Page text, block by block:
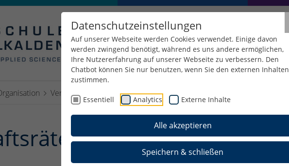
Datenschutzeinstellungen
Auf unserer Webseite werden Cookies verwendet. Einige davon
werden zwingend benötigt, während es uns andere ermöglichen,
Ihre Nutzererfahrung auf unserer Webseite zu verbessern. Den
Chatbot können Sie nur benutzen, wenn Sie den externen Inhalten
zustimmen.
Essentiell Analytics Externe Inhalte
Alle akzeptieren
Speichern & schließen
Vertretungen Fachschaftsräte